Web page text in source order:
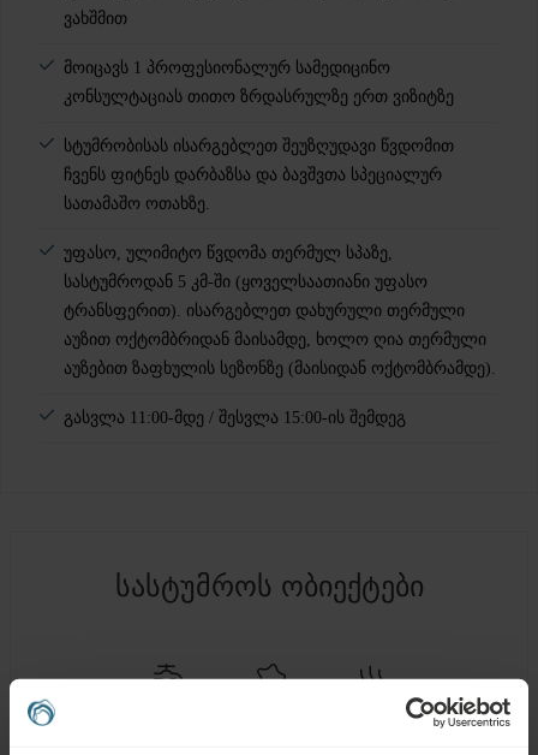
ვახშმით
მოიცავს 1 პროფესიონალურ სამედიცინო
კონსულტაციას თითო ზრდასრულზე ერთ ვიზიტზე
სტუმრობისას ისარგებლეთ შეუზღუდავი წვდომით
ჩვენს ფიტნეს დარბაზსა და ბავშვთა სპეციალურ
სათამაშო ოთახზე.
უფასო, ულიმიტო წვდომა თერმულ სპაზე,
სასტუმროდან 5 კმ-ში (ყოველსაათიანი უფასო
ტრანსფერით). ისარგებლეთ დახურული თერმული
აუზით ოქტომბრიდან მაისამდე, ხოლო ღია თერმული
აუზებით ზაფხულის სეზონზე (მაისიდან ოქტომბრამდე).
გასვლა 11:00-მდე / შესვლა 15:00-ის შემდეგ
სასტუმროს ობიექტები
ᲗᲔᲠᲛᲣᲚᲘ